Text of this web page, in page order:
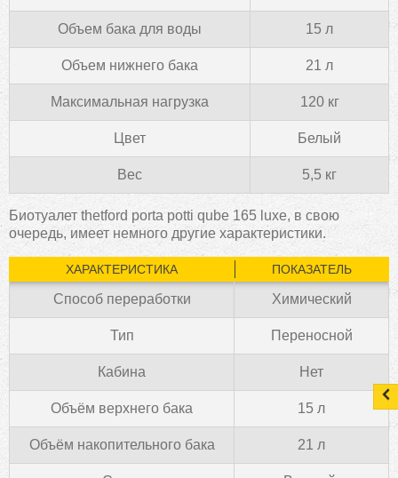
Объем бака для воды 15 л
Объем нижнего бака 21 л
Максимальная нагрузка 120 кг
Цвет Белый
Вес 5,5 кг
Биотуалет thetford porta potti qube 165 luxe, в свою
очередь, имеет немного другие характеристики.
ХАРАКТЕРИСТИКА ПОКАЗАТЕЛЬ
Способ переработки Химический
Тип Переносной
Кабина Нет
Объём верхнего бака 15 л
Объём накопительного бака 21 л